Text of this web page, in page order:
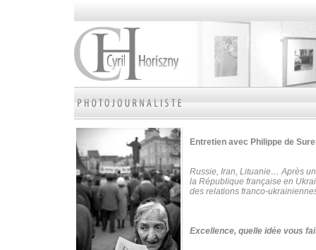
Entretien avec Philippe de
Russie, Iran, Lituanie… Après
la République française en
des relations franco-
Excellence, quelle idée vous